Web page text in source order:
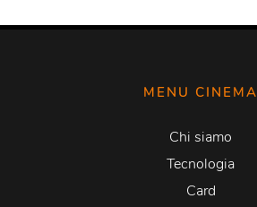
MENU CINEMA
Chi siamo
Tecnologia
Card